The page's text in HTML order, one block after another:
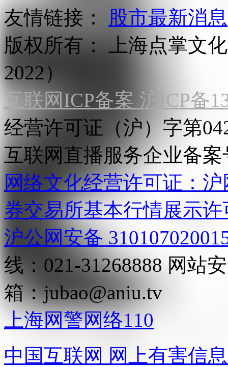
友情链接：
股市最新消息
版权所有：
上海点掌文
2022）
互联网ICP备案 沪ICP备
经营许可证（沪）字第
互联网直播服务企业备案
网络文化经营许可证：
券交易所基本行情展示许
沪公网安备
线：021-31268888 网站
箱：jubao@aniu.tv
上海网警网络110
中国互联网 网上有害信